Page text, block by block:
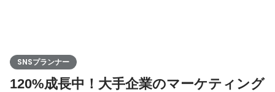
SNSプランナー
120%成長中！大手企業のマーケティング